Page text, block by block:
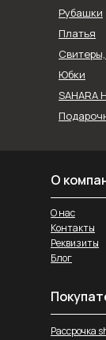
Рубашки
Юбки
SAHARA
Платья
О
Реквизиты
Блог
О нас
Контакты
Рассрочка